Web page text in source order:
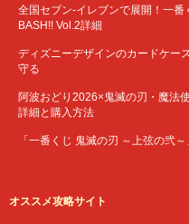
全国セブン‐イレブンで展開！一
BASH!! Vol.2詳細
ディズニーデザインのカードケー
守る
阿波おどり2026×鬼滅の刃・魔法
詳細と購入方法
「一番くじ 鬼滅の刃 ～上弦の弐
オススメ攻略サイト